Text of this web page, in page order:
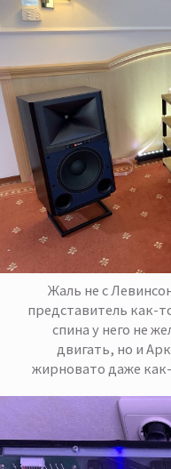
Жаль не с
представитель как-
спина у него не
двигать, но и
жирновато даже